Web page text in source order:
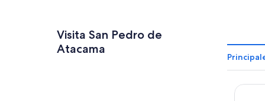
Visita San Pedro de
Atacama
Diego